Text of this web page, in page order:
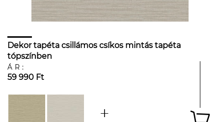
Dekor tapéta csillámos csíkos mintás tapéta
tópszínben
ÁR:
59 990 Ft